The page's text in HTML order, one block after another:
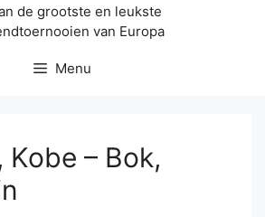
de grootste en leukste
van Europa
Menu
Kobe – Bok,